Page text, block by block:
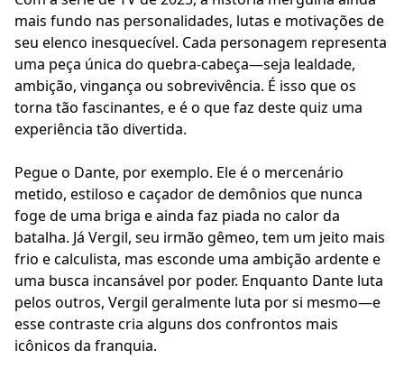
mais fundo nas personalidades, lutas e motivações de
seu elenco inesquecível. Cada personagem representa
uma peça única do quebra-cabeça—seja lealdade,
ambição, vingança ou sobrevivência. É isso que os
torna tão fascinantes, e é o que faz deste quiz uma
experiência tão divertida.
Pegue o Dante, por exemplo. Ele é o mercenário
metido, estiloso e caçador de demônios que nunca
foge de uma briga e ainda faz piada no calor da
batalha. Já Vergil, seu irmão gêmeo, tem um jeito mais
frio e calculista, mas esconde uma ambição ardente e
uma busca incansável por poder. Enquanto Dante luta
pelos outros, Vergil geralmente luta por si mesmo—e
esse contraste cria alguns dos confrontos mais
icônicos da franquia.